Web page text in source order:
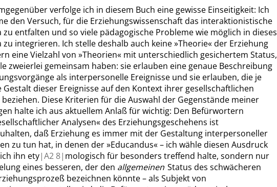
verfolge ich in diesem Buch eine gewisse Einseitigkeit: Ich
den Versuch, für die Erziehungswissenschaft das interaktionistische
zu entfalten und so viele pädagogische Probleme wie möglich in dieses
zu integrieren. Ich stelle deshalb auch keine»Theorie«der Erziehung
eine Vielzahl von »Theorien« mit unterschiedlich gesichertem Status,
zweierlei gemeinsam haben: sie erlauben eine genaue Beschreibung
als interpersonelle Ereignisse und sie erlauben, die je
Gestalt dieser Ereignisse auf den Kontext ihrer gesellschaftlichen
beziehen. Diese Kriterien für die Auswahl der Gegenstände meiner
halte ich aus aktuellem Anlaß für wichtig: Den Befürwortern
Analysen«des Erziehungsgeschehens ist
daß Erziehung es immer mit der Gestaltung interpersoneller
zu tun hat, in denen der»Educandus«– ich wähle diesen Ausdruck
ihn ety|A2 8| mologisch für besonders treffend halte, sondern nur
eines besseren, der den allgemeinen Status des schwächeren
bezeichnen könnte – als Subjekt von